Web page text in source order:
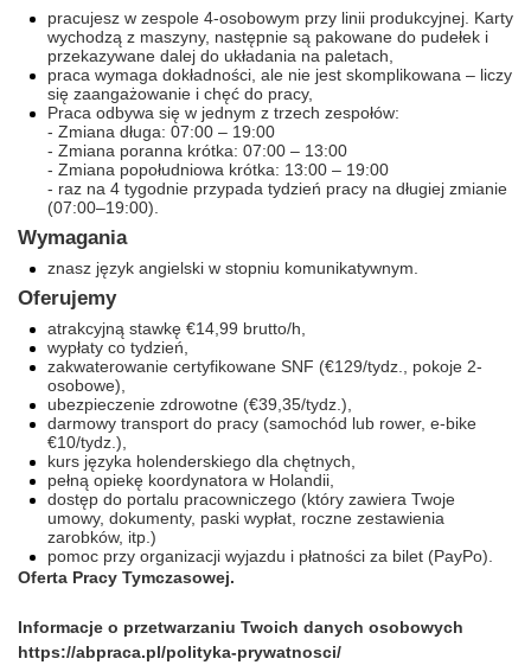
pracujesz w zespole 4-osobowym przy linii produkcyjnej. Karty
wychodzą z maszyny, następnie są pakowane do pudełek i
przekazywane dalej do układania na paletach,
praca wymaga dokładności, ale nie jest skomplikowana – liczy
się zaangażowanie i chęć do pracy,
Praca odbywa się w jednym z trzech zespołów:
- Zmiana długa: 07:00 – 19:00
- Zmiana poranna krótka: 07:00 – 13:00
- Zmiana popołudniowa krótka: 13:00 – 19:00
- raz na 4 tygodnie przypada tydzień pracy na długiej zmianie
(07:00–19:00).
Wymagania
znasz język angielski w stopniu komunikatywnym.
Oferujemy
atrakcyjną stawkę €14,99 brutto/h,
wypłaty co tydzień,
zakwaterowanie certyfikowane SNF (€129/tydz., pokoje 2-
osobowe),
ubezpieczenie zdrowotne (€39,35/tydz.),
darmowy transport do pracy (samochód lub rower, e-bike
€10/tydz.),
kurs języka holenderskiego dla chętnych,
pełną opiekę koordynatora w Holandii,
dostęp do portalu pracowniczego (który zawiera Twoje
umowy, dokumenty, paski wypłat, roczne zestawienia
zarobków, itp.)
pomoc przy organizacji wyjazdu i płatności za bilet (PayPo).
Oferta Pracy Tymczasowej.
Informacje o przetwarzaniu Twoich danych osobowych
https://abpraca.pl/polityka-prywatnosci/